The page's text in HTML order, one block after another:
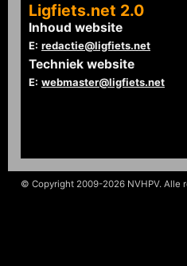
Ligfiets.net 2.0
Inhoud website
E: redactie@ligfiets.net
Techniek website
E: webmaster@ligfiets.net
© Copyright 2009-2026 NVHPV. Alle